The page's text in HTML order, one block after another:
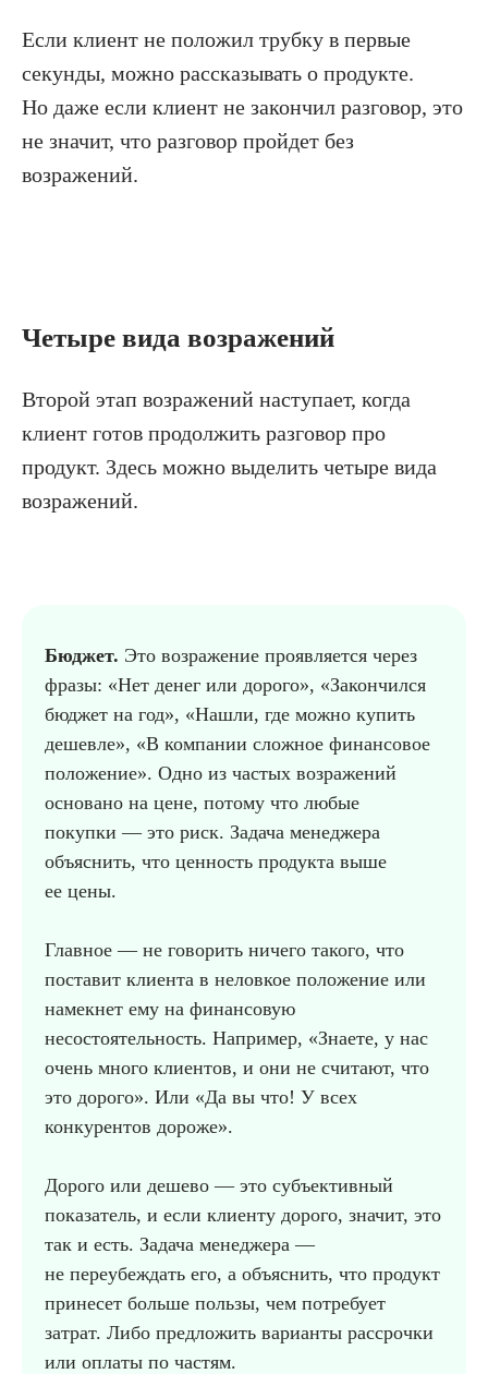
Если клиент не положил трубку в первые
секунды, можно рассказывать о продукте.
Но даже если клиент не закончил разговор, это
не значит, что разговор пройдет без
возражений.
Четыре вида возражений
Второй этап возражений наступает, когда
клиент готов продолжить разговор про
продукт. Здесь можно выделить четыре вида
возражений.
Бюджет. Это возражение проявляется через
фразы: «Нет денег или дорого», «Закончился
бюджет на год», «Нашли, где можно купить
дешевле», «В компании сложное финансовое
положение». Одно из частых возражений
основано на цене, потому что любые
покупки — это риск. Задача менеджера
объяснить, что ценность продукта выше
ее цены.
Главное — не говорить ничего такого, что
поставит клиента в неловкое положение или
намекнет ему на финансовую
несостоятельность. Например, «Знаете, у нас
очень много клиентов, и они не считают, что
это дорого». Или «Да вы что! У всех
конкурентов дороже».
Дорого или дешево — это субъективный
показатель, и если клиенту дорого, значит, это
так и есть. Задача менеджера —
не переубеждать его, а объяснить, что продукт
принесет больше пользы, чем потребует
затрат. Либо предложить варианты рассрочки
или оплаты по частям.